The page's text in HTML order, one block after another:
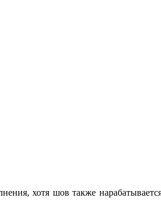
хотя шов также